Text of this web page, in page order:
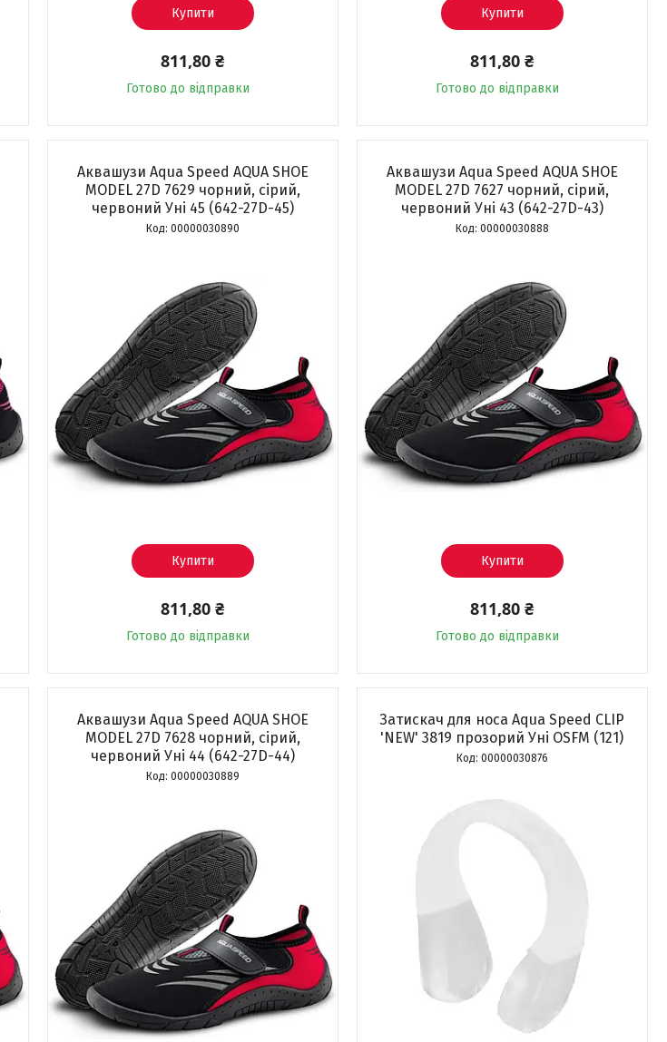
Купити
811,80 ₴
Готово до відправки
Купити
811,80 ₴
Готово до відправки
Аквашузи Aqua Speed ​​AQUA SHOE
MODEL 27D 7629 чорний, сірий,
червоний Уні 45 (642-27D-45)
00000030890
Купити
811,80 ₴
Готово до відправки
Аквашузи Aqua Speed ​​AQUA SHOE
MODEL 27D 7627 чорний, сірий,
червоний Уні 43 (642-27D-43)
00000030888
Купити
811,80 ₴
Готово до відправки
Аквашузи Aqua Speed ​​AQUA SHOE
MODEL 27D 7628 чорний, сірий,
червоний Уні 44 (642-27D-44)
00000030889
Затискач для носа Aqua Speed ​​CLIP
'NEW' 3819 прозорий Уні OSFM (121)
00000030876